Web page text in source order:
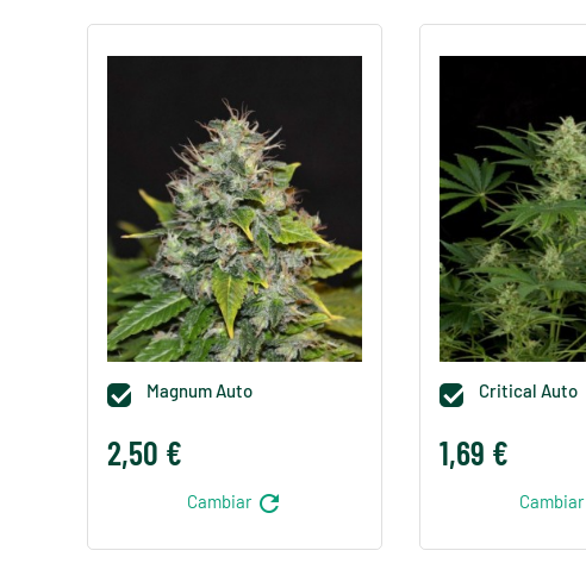
 Magnum Auto
2,50 €
Cambiar refresh
 Critical Auto
1,69 €
Cambiar